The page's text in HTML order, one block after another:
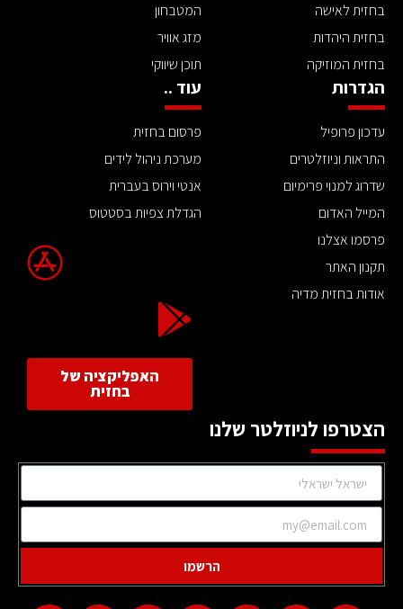
בחזית לאישה
בחזית היהדות
בחזית המוזיקה
המטבחון
מזג אוויר
תוכן שיווקי
הגדרות
עדכון פרופיל
התראות וניוזלטרים
שדרוג למנוי פרימיום
המייל האדום
פרסמו אצלנו
תקנון האתר
אודות בחזית מדיה
עוד ..
פרסום בחזית
מערכת ניהול לידים
אנטי וירוס בעברית
הגדלת צפיות בסטטוס
האפליקציה של
בחזית
הצטרפו לניוזלטר שלנו
הרשמו